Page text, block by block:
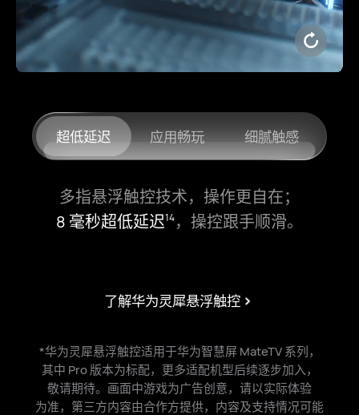
超低延迟 应用畅玩 细腻触感
多指悬浮触控技术，操作更自在；
8 毫秒超低延迟14， 操控跟手顺滑。
了解华为灵犀悬浮触控
*华为灵犀悬浮触控适用于华为智慧屏 MateTV 系列，
其中 Pro 版本为标配，更多适配机型后续逐步加入，
敬请期待。画面中游戏为广告创意，请以实际体验
为准，第三方内容由合作方提供，内容及支持情况可能